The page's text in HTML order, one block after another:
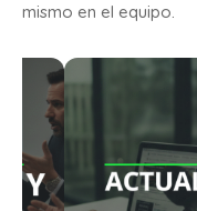
mismo en el equipo.